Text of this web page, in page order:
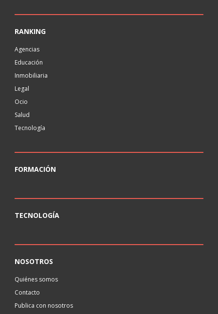
RANKING
Agencias
Educación
Inmobiliaria
Legal
Ocio
Salud
Tecnología
FORMACIÓN
TECNOLOGÍA
NOSOTROS
Quiénes somos
Contacto
Publica con nosotros